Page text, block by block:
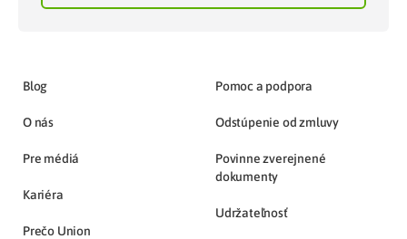
Blog
O nás
Pre médiá
Kariéra
Prečo Union
Pomoc a podpora
Odstúpenie od zmluvy
Povinne zverejnené
dokumenty
Udržateľnosť